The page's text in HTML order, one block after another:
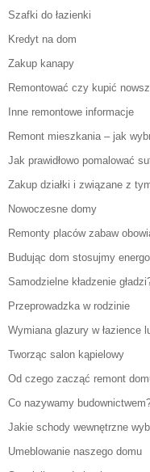
Szafki do łazienki
Kredyt na dom
Zakup kanapy
Remontować czy kupić
Inne remontowe informacje
Remont mieszkania – jak
Jak prawidłowo pomalować
Zakup działki i związane z
Nowoczesne domy
Remonty placów zabaw
Budując dom stosujmy
Samodzielne kładzenie
Przeprowadzka w rodzinie
Wymiana glazury w łazience
Tworząc salon kąpielowy
Od czego zacząć remont
Co nazywamy
Jakie schody wewnętrzne
Umeblowanie naszego domu